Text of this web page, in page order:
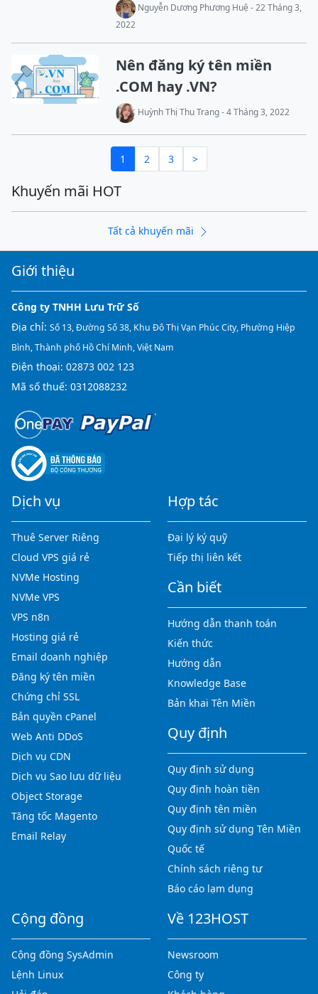
Nguyễn Dương Phương Huệ - 22 Tháng 3,
2022
Nên đăng ký tên miền
.COM hay .VN?
Huỳnh Thị Thu Trang - 4 Tháng 3, 2022
1 2 3 >
Khuyến mãi HOT
Tất cả khuyến mãi
Giới thiệu
Công ty TNHH Lưu Trữ Số
Địa chỉ: Số 13, Đường Số 38, Khu Đô Thị Vạn Phúc City, Phường Hiệp
Bình, Thành phố Hồ Chí Minh, Việt Nam
Điện thoại: 02873 002 123
Mã số thuế: 0312088232
Dịch vụ
Thuê Server Riêng
Cloud VPS giá rẻ
NVMe Hosting
NVMe VPS
VPS n8n
Hosting giá rẻ
Email doanh nghiệp
Đăng ký tên miền
Chứng chỉ SSL
Bản quyền cPanel
Web Anti DDoS
Dịch vụ CDN
Dịch vụ Sao lưu dữ liệu
Object Storage
Tăng tốc Magento
Email Relay
Hợp tác
Đại lý ký quỹ
Tiếp thị liên kết
Cần biết
Hướng dẫn thanh toán
Kiến thức
Hướng dẫn
Knowledge Base
Bản khai Tên Miền
Quy định
Quy định sử dụng
Quy định hoàn tiền
Quy định tên miền
Quy định sử dụng Tên Miền
Quốc tế
Chính sách riêng tư
Báo cáo lạm dụng
Cộng đồng
Cộng đồng SysAdmin
Lệnh Linux
Về 123HOST
Newsroom
Công ty